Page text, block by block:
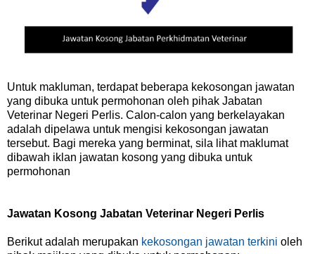
Untuk makluman, terdapat beberapa kekosongan jawatan
yang dibuka untuk permohonan oleh pihak Jabatan
Veterinar Negeri Perlis. Calon-calon yang berkelayakan
adalah dipelawa untuk mengisi kekosongan jawatan
tersebut. Bagi mereka yang berminat, sila lihat maklumat
dibawah iklan jawatan kosong yang dibuka untuk
permohonan
Jawatan Kosong Jabatan Veterinar Negeri Perlis
Berikut adalah merupakan kekosongan jawatan terkini oleh